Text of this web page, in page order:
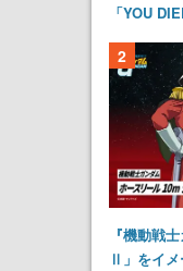
「YOU
2
『機動戦
Ⅱ」をイメ